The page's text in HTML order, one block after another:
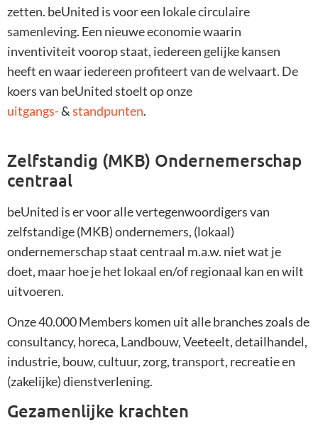
zetten. beUnited is voor een lokale circulaire
samenleving. Een nieuwe economie waarin
inventiviteit voorop staat, iedereen gelijke kansen
heeft en waar iedereen profiteert van de welvaart. De
koers van beUnited stoelt op onze
uitgangs-&standpunten.
Zelfstandig (MKB) Ondernemerschap
centraal
beUnited is er voor alle vertegenwoordigers van
zelfstandige (MKB) ondernemers, (lokaal)
ondernemerschap staat centraal m.a.w. niet wat je
doet, maar hoe je het lokaal en/of regionaal kan en wilt
uitvoeren.
Onze 40.000 Members komen uit alle branches zoals de
consultancy, horeca, Landbouw, Veeteelt, detailhandel,
industrie, bouw, cultuur, zorg, transport, recreatie en
(zakelijke) dienstverlening.
Gezamenlijke krachten